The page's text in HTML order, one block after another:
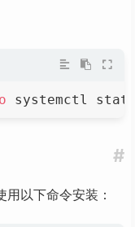
systemctl
#
以下命令安装：